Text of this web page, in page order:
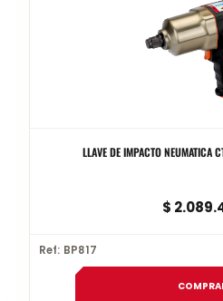
LLAVE DE IMPACTO
$
Ref: BP817